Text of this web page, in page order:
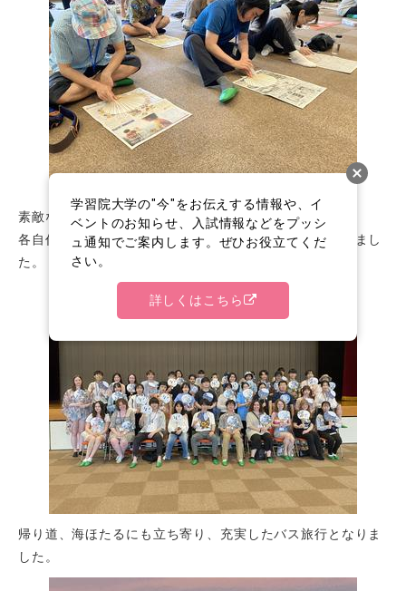
素敵なうちわができたでしょうか。
各自作ったうちわを持って記念写真。思い出の品ができまし
た。
帰り道、海ほたるにも立ち寄り、充実したバス旅行となりま
した。
学習院大学の"今"をお伝えする情報や、イ
ベントのお知らせ、入試情報などをプッシ
ュ通知でご案内します。ぜひお役立てくだ
さい。
詳しくはこちら